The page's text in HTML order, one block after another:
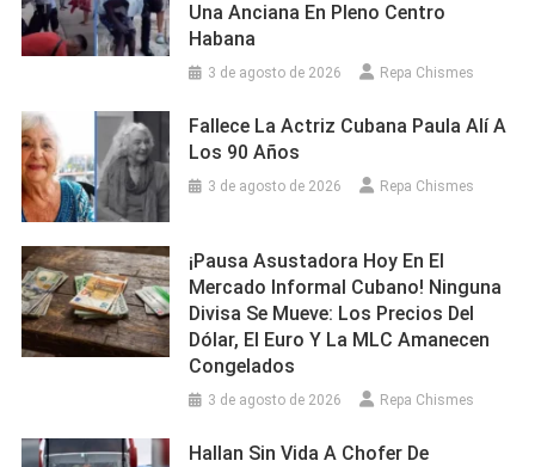
Una Anciana En Pleno Centro
Habana
3 de agosto de 2026 Repa Chismes
Fallece La Actriz Cubana Paula Alí A
Los 90 Años
3 de agosto de 2026 Repa Chismes
¡Pausa Asustadora Hoy En El
Mercado Informal Cubano! Ninguna
Divisa Se Mueve: Los Precios Del
Dólar, El Euro Y La MLC Amanecen
Congelados
3 de agosto de 2026 Repa Chismes
Hallan Sin Vida A Chofer De